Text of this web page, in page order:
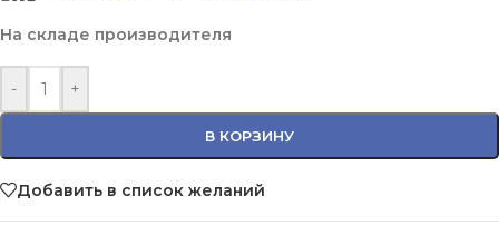
На складе производителя
- +
В КОРЗИНУ
Добавить в список желаний